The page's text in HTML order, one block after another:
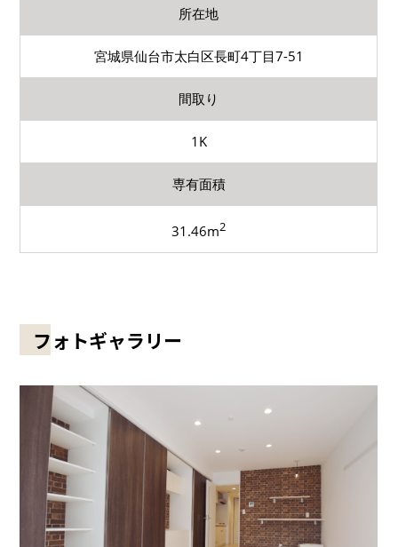
所在地
宮城県仙台市太白区長町4丁目7-51
間取り
1K
専有面積
31.46m2
フォトギャラリー